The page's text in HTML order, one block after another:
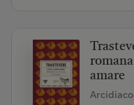
amare